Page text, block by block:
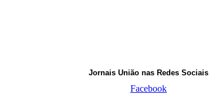
Jornais União nas Redes Sociais
Facebook